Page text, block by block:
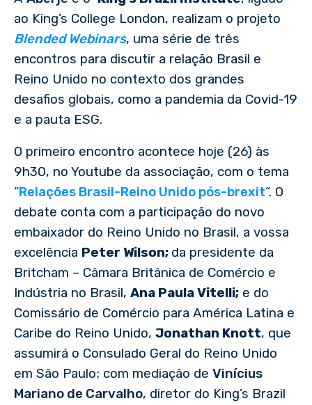
ao King’s College London, realizam o projeto
Blended Webinars, uma série de três
encontros para discutir a relação Brasil e
Reino Unido no contexto dos grandes
desafios globais, como a pandemia da Covid-19
e a pauta ESG.
O primeiro encontro acontece hoje (26) às
9h30, no Youtube da associação, com o tema
“Relações Brasil-Reino Unido pós-brexit“. O
debate conta com a participação do novo
embaixador do Reino Unido no Brasil, a vossa
excelência Peter Wilson; da presidente da
Britcham – Câmara Britânica de Comércio e
Indústria no Brasil, Ana Paula Vitelli; e do
Comissário de Comércio para América Latina e
Caribe do Reino Unido, Jonathan Knott, que
assumirá o Consulado Geral do Reino Unido
em São Paulo; com mediação de Vinícius
Mariano de Carvalho, diretor do King’s Brazil